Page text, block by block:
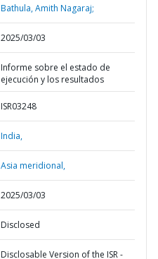
Bathula, Amith Nagaraj;
2025/03/03
Informe sobre el estado de
ejecución y los resultados
ISR03248
India,
Asia meridional,
2025/03/03
Disclosed
Disclosable Version of the ISR -